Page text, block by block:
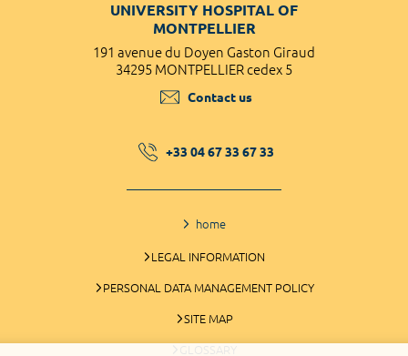
UNIVERSITY HOSPITAL OF
MONTPELLIER
191 avenue du Doyen Gaston Giraud
34295 MONTPELLIER cedex 5
Contact us
+33 04 67 33 67 33
home
LEGAL INFORMATION
PERSONAL DATA MANAGEMENT POLICY
SITE MAP
GLOSSARY